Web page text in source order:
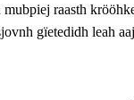
raasth
gïetedidh leah